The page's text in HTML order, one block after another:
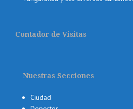
Contador de Visitas
Nuestras Secciones
Ciudad